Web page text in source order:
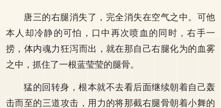
唐三的右腿消失了，完全消失在空气之中。可他
本人却冷静的可怕，口中再次喷血的同时，右手一
捞，体内魂力狂泻而出，就在那自己右腿化为的血雾
之中，抓住了一根蓝莹莹的腿骨。
猛的回转身，根本就不去看后面继续朝着自己轰
击而至的三道攻击，用力的将那截右腿骨朝着小舞的